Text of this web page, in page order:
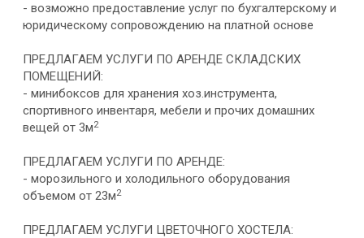
- возможно предоставление услуг по бухгалтерскому и
юридическому сопровождению на платной основе
ПРЕДЛАГАЕМ УСЛУГИ ПО АРЕНДЕ СКЛАДСКИХ
ПОМЕЩЕНИЙ:
- минибоксов для хранения хоз.инструмента,
спортивного инвентаря, мебели и прочих домашних
вещей от 3м2
ПРЕДЛАГАЕМ УСЛУГИ ПО АРЕНДЕ:
- морозильного и холодильного оборудования
объемом от 23м2
ПРЕДЛАГАЕМ УСЛУГИ ЦВЕТОЧНОГО ХОСТЕЛА: